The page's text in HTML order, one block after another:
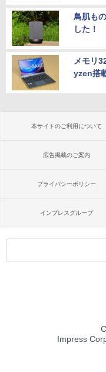
鳥肌も
した！
メモリ
yzen搭
本サイトのご利用について
広告掲載のご案内
プライバシーポリシー
インプレスグループ
Impress